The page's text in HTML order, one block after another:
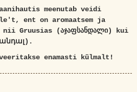
meenutab veidi
ent on aromaatsem ja
nii Gruusias (აჯაფსანდალი) kui
enamasti külmalt!